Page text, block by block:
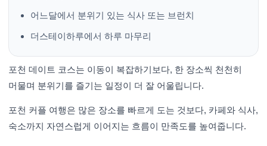
어느달에서 분위기 있는 식사 또는 브런치
더스테이하루에서 하루 마무리
포천 데이트 코스는 이동이 복잡하기보다, 한 장소씩 천천히
머물며 분위기를 즐기는 일정이 더 잘 어울립니다.
포천 커플 여행은 많은 장소를 빠르게 도는 것보다, 카페와 식사,
숙소까지 자연스럽게 이어지는 흐름이 만족도를 높여줍니다.